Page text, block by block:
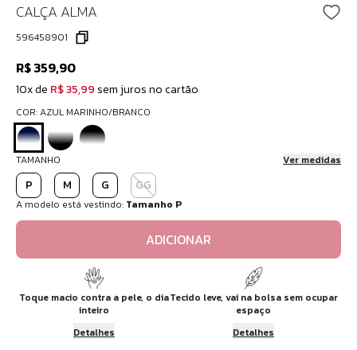
CALÇA ALMA
596458901
R$ 359,90
10x de R$ 35,99 sem juros no cartão
COR: AZUL MARINHO/BRANCO
TAMANHO Ver medidas
P M G GG
A modelo está vestindo: Tamanho P
ADICIONAR
Toque macio contra a pele, o dia
inteiro
Detalhes
Tecido leve, vai na bolsa sem ocupar
espaço
Detalhes